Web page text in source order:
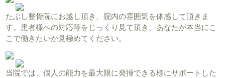
たぶし整骨院にお越し頂き、院内の雰囲気を体感して頂きま
す。患者様への対応等をじっくり見て頂き、あなたが本当にこ
こで働きたいか見極めてください。
当院では、個人の能力を最大限に発揮できる様にサポートした